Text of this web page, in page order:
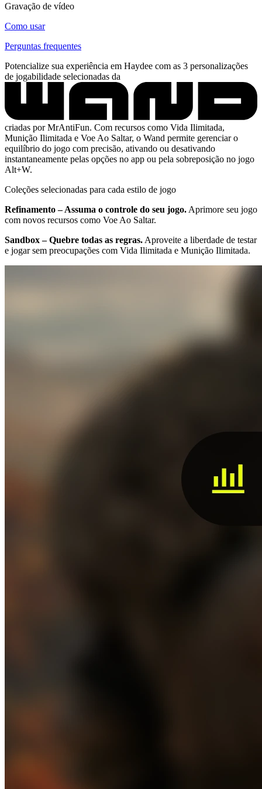
Gravação de vídeo
Como usar
Perguntas frequentes
Potencialize sua experiência em Haydee com as 3 personalizações
de jogabilidade selecionadas da
criadas por MrAntiFun. Com recursos como Vida Ilimitada,
Munição Ilimitada e Voe Ao Saltar, o Wand permite gerenciar o
equilíbrio do jogo com precisão, ativando ou desativando
instantaneamente pelas opções no app ou pela sobreposição no jogo
Alt+W.
Coleções selecionadas para cada estilo de jogo
Refinamento – Assuma o controle do seu jogo. Aprimore seu jogo
com novos recursos como Voe Ao Saltar.
Sandbox – Quebre todas as regras. Aproveite a liberdade de testar
e jogar sem preocupações com Vida Ilimitada e Munição Ilimitada.